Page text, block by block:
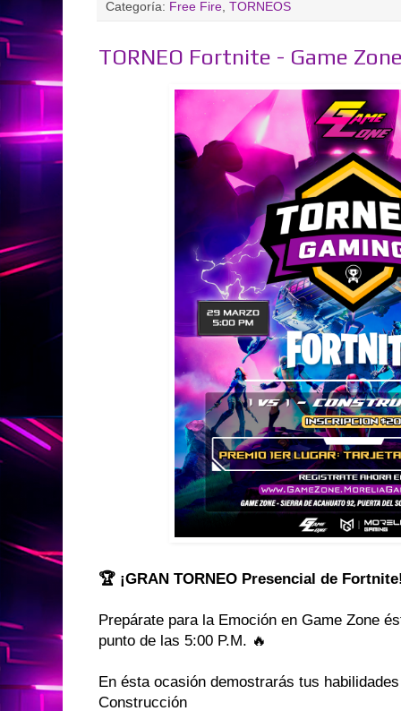
Categoría: Free Fire, TORNEOS
TORNEO Fortnite - Game
🏆 ¡GRAN TORNEO Presencial de
Prepárate para la Emoción en Game Zone
punto de las 5:00 P.M. 🔥
En ésta ocasión demostrarás tus
Construcción